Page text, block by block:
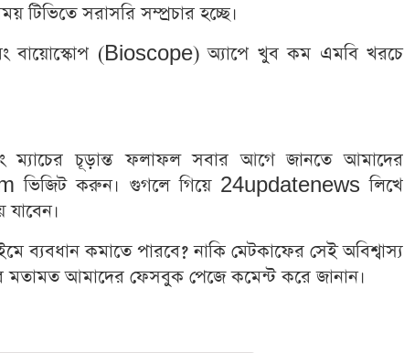
টিভিতে সরাসরি সম্প্রচার হচ্ছে।
বায়োস্কোপ (Bioscope) অ্যাপে খুব কম এমবি খরচে
চূড়ান্ত ফলাফল সবার আগে জানতে আমাদের
ভিজিট করুন। গুগলে গিয়ে 24updatenews লিখে
ব্যবধান কমাতে পারবে? নাকি মেটকাফের সেই অবিশ্বাস্য
মতামত আমাদের ফেসবুক পেজে কমেন্ট করে জানান।